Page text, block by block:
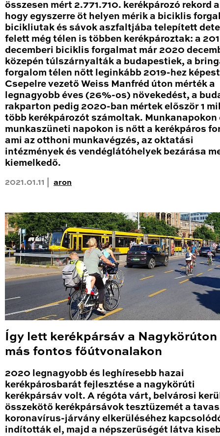
összesen mért 2.771.710. kerékpározó rekord
hogy egyszerre öt helyen mérik a biciklis
bicikliutak és sávok aszfaltjába telepített
felett még télen is többen kerékpároztak: a
decemberi biciklis forgalmat már 2020
közepén túlszárnyalták a budapestiek, a
forgalom télen nőtt leginkább 2019-hez
Csepelre vezető Weiss Manfréd úton mérték a
legnagyobb éves (26%-os) növekedést, a
rakparton pedig 2020-ban mértek először 1
több kerékpározót számoltak. Munkanapokon
munkaszüneti napokon is nőtt a kerékpáros
ami az otthoni munkavégzés, az oktatási
intézmények és vendéglátóhelyek bezárása
kiemelkedő.
2021.01.11 | aron
Így lett kerékpársáv a Nagykörúton
más fontos főútvonalakon
2020 legnagyobb és leghíresebb hazai
kerékpárosbarát fejlesztése a nagykörúti
kerékpársáv volt. A régóta várt, belvárosi
összekötő kerékpársávok tesztüzemét a
koronavírus-járvány elkerüléséhez
indították el, majd a népszerűségét látva